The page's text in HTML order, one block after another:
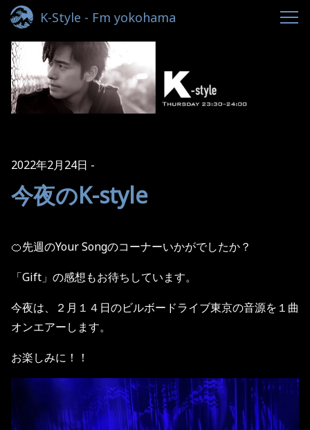
K-Style - Fm yokohama
2022年2月24日
今夜のK-style
🍊先週のYour Songのコーナーいかがでしたか？
「Gift」の感想もお待ちしています。
今夜は、２月１４日のビルボードライブ東京の音源を１曲
オンエアーします。
お楽しみに！！